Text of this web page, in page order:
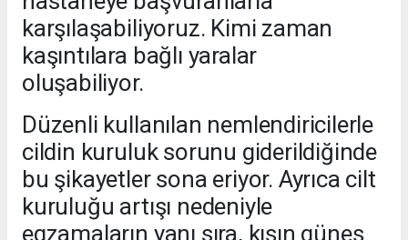
karşılaşabiliyoruz. Kimi zaman
kaşıntılara bağlı yaralar
oluşabiliyor.
Düzenli kullanılan nemlendiricilerle
cildin kuruluk sorunu giderildiğinde
bu şikayetler sona eriyor. Ayrıca cilt
kuruluğu artışı nedeniyle
egzamaların yanı sıra, kışın güneş